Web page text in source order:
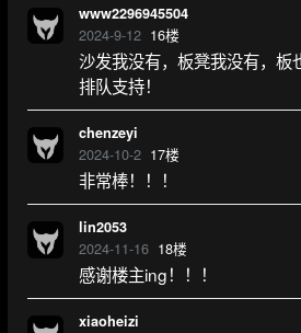
www2296945504
2024-9-12 16楼
沙发我没有，板凳我没有，板
排队支持！
chenzeyi
2024-10-2 17楼
非常棒！！！
lin2053
2024-11-16 18楼
感谢楼主ing！！！
xiaoheizi